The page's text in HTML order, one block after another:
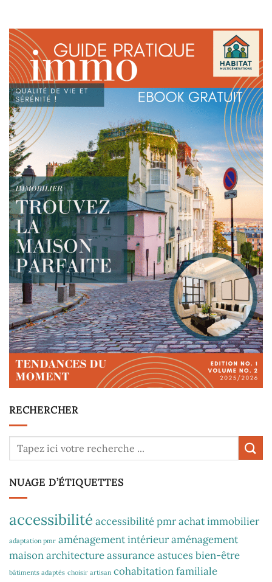
RECHERCHER
NUAGE D’ÉTIQUETTES
accessibilité accessibilité pmrachat immobilier
adaptation pmr aménagement intérieuraménagement
maisonarchitectureassuranceastuces bien-être
bâtiments adaptés choisir artisan cohabitation familiale